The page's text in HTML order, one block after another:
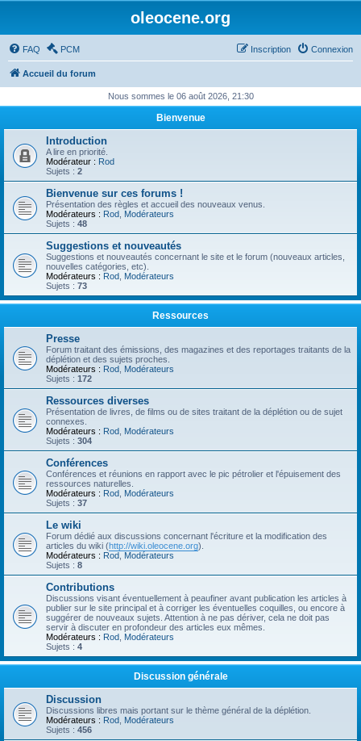
oleocene.org
FAQ PCM Connexion
Inscription
Accueil du forum
Nous sommes le 06 août 2026, 21:30
Bienvenue
Introduction
A lire en priorité.
Modérateur : Rod
Sujets : 2
Bienvenue sur ces forums !
Présentation des règles et accueil des nouveaux venus.
Modérateurs : Rod Modérateurs
Sujets : 48
Suggestions et nouveautés
Suggestions et nouveautés concernant le site et le forum (nouveaux articles,
nouvelles catégories, etc).
Modérateurs : Rod Modérateurs
Sujets : 73
Ressources
Presse
Forum traitant des émissions, des magazines et des reportages traitants de la
déplétion et des sujets proches.
Modérateurs : Rod Modérateurs
Sujets : 172
Ressources diverses
Présentation de livres, de films ou de sites traitant de la déplétion ou de sujet
connexes.
Modérateurs : Rod Modérateurs
Sujets : 304
Conférences
Conférences et réunions en rapport avec le pic pétrolier et l'épuisement des
ressources naturelles.
Modérateurs : Rod Modérateurs
Sujets : 37
Le wiki
Forum dédié aux discussions concernant l'écriture et la modification des
articles du wiki (http://wiki.oleocene.org).
Modérateurs : Rod Modérateurs
Sujets : 8
Contributions
Discussions visant éventuellement à peaufiner avant publication les articles à
publier sur le site principal et à corriger les éventuelles coquilles, ou encore à
suggérer de nouveaux sujets. Attention à ne pas dériver, cela ne doit pas
servir à discuter en profondeur des articles eux mêmes.
Modérateurs : Rod Modérateurs
Sujets : 4
Discussion générale
Discussion
Discussions libres mais portant sur le thème général de la déplétion.
Modérateurs : Rod Modérateurs
Sujets : 456